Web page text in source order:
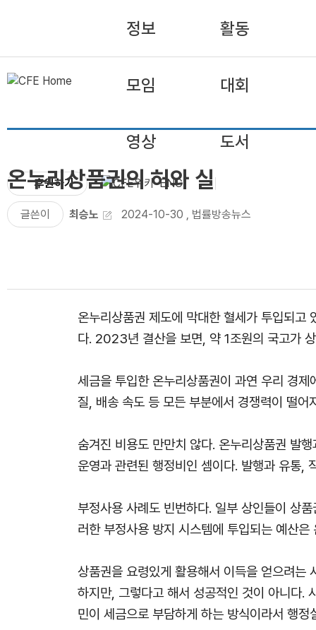
정보 활동
모임 대회
영상 도서
후원하기 ENG
온누리상품권의 허와 실
글쓴이 최승노 2024-10-30 , 법률방송뉴스
온누리상품권 제도에 막대한 혈세가 투입되
다. 2023년 결산을 보면, 약 1조원의 국고가
세금을 투입한 온누리상품권이 과연 우리 경
질, 배송 속도 등 모든 부분에서 경쟁력이 떨
숨겨진 비용도 만만치 않다. 온누리상품권 발
운영과 관련된 행정비인 셈이다. 발행과 유통,
부정사용 사례도 빈번하다. 일부 상인들이 상
러한 부정사용 방지 시스템에 투입되는 예산
상품권을 요령있게 활용해서 이득을 얻으려는
하지만, 그렇다고 해서 성공적인 것이 아니다.
민이 세금으로 부담하게 하는 방식이라서 행정